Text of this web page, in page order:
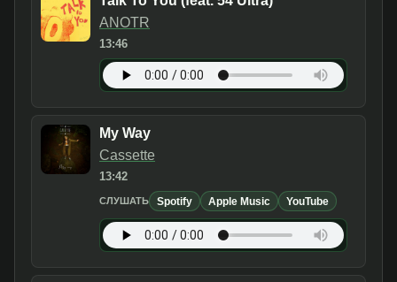
ANOTR
13:46
My Way
Cassette
13:42
СЛУШАТЬ Spotify Apple Music YouTube